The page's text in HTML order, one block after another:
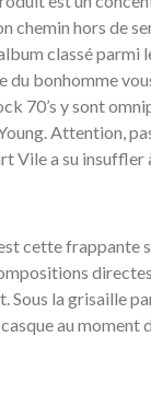
chemin hors de
classé parmi
du bonhomme
70’s y sont
Attention,
Vile a su
cette frappante
Sous la grisaille
au